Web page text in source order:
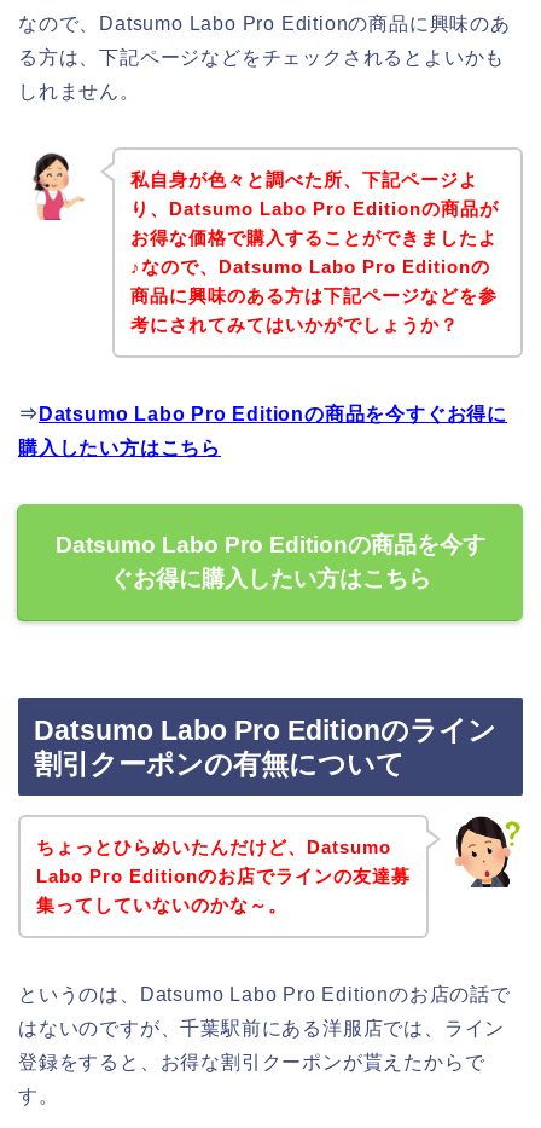
なので、Datsumo Labo Pro Editionの商品に興味のあ
る方は、下記ページなどをチェックされるとよいかも
しれません。
私自身が色々と調べた所、下記ページよ
り、Datsumo Labo Pro Editionの商品が
お得な価格で購入することができましたよ
♪なので、Datsumo Labo Pro Editionの
商品に興味のある方は下記ページなどを参
考にされてみてはいかがでしょうか？
⇒ Datsumo Labo Pro Editionの商品を今すぐお得に
購入したい方はこちら
Datsumo Labo Pro Editionの商品を今す
ぐお得に購入したい方はこちら
Datsumo Labo Pro Editionのライン
割引クーポンの有無について
ちょっとひらめいたんだけど、Datsumo
Labo Pro Editionのお店でラインの友達募
集ってしていないのかな～。
というのは、Datsumo Labo Pro Editionのお店の話で
はないのですが、千葉駅前にある洋服店では、ライン
登録をすると、お得な割引クーポンが貰えたからで
す。